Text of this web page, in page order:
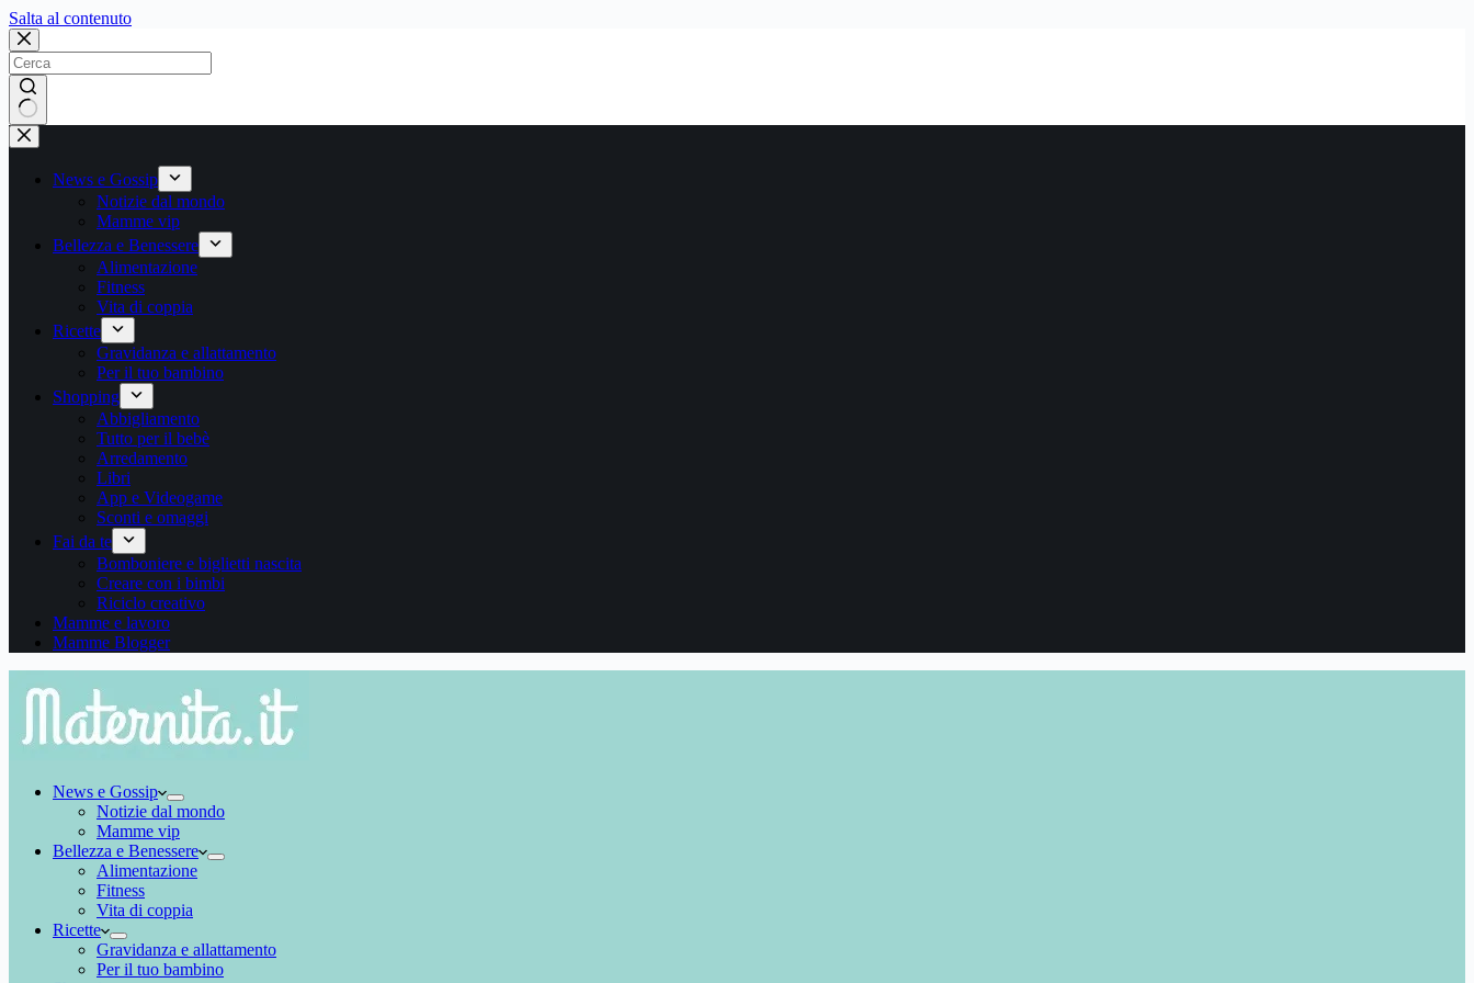
Salta al contenutoSalta
contenuto
Nessun
risultato
News e Gossip
Notizie dal mondo
Mamme vip
Bellezza e Benessere
Alimentazione
Fitness
Vita di coppia
Ricette
Gravidanza e allattamento
Per il tuo bambino
Shopping
Abbigliamento
Tutto per il bebè
Arredamento
Libri
App e Videogame
Sconti e omaggi
Fai da te
Bomboniere e biglietti nascita
Creare con i bimbi
Riciclo creativo
Mamme e lavoro
Mamme Blogger
News e Gossip
Notizie dal mondo
Mamme vip
Bellezza e Benessere
Alimentazione
Fitness
Vita di coppia
Ricette
Gravidanza e allattamento
Per il tuo bambino